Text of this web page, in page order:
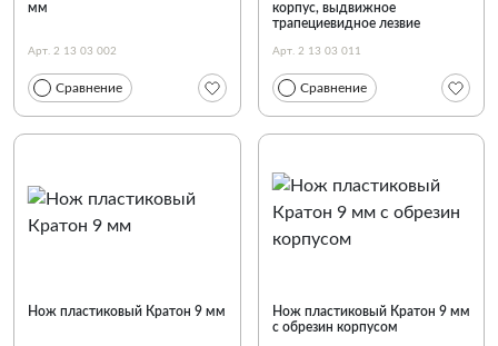
мм
Арт. 2 13 03 002
Сравнение
корпус, выдвижное
трапециевидное лезвие
Арт. 2 13 03 011
Сравнение
Нож пластиковый Кратон 9 мм
Нож пластиковый Кратон 9 мм
с обрезин корпусом